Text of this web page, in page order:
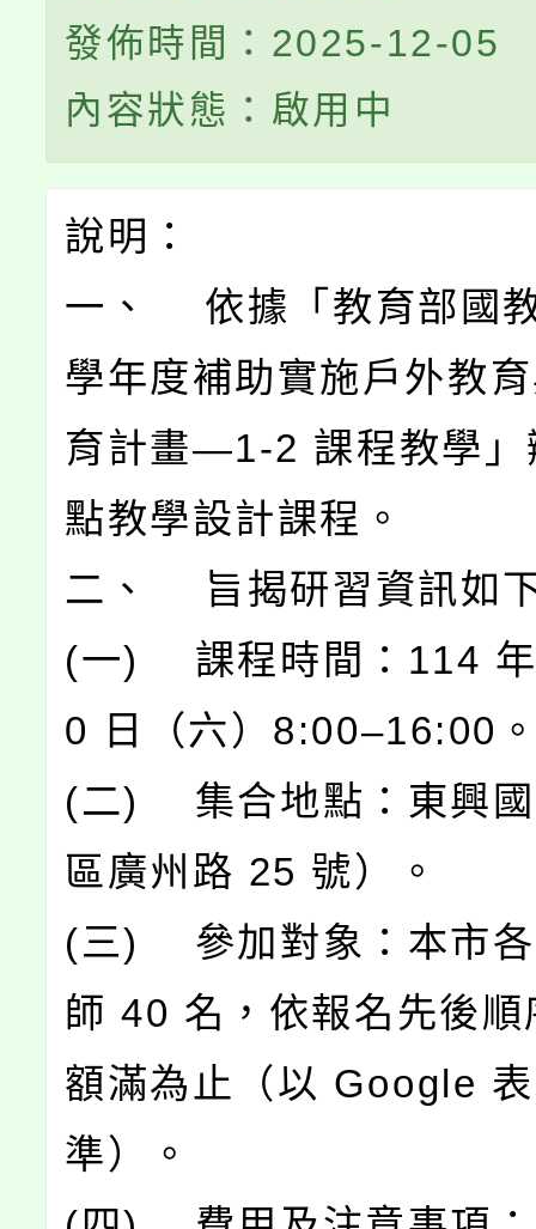
發佈時間：2025-12-05
內容狀態：啟用中
說明：
一、 依據「教育部國
學年度補助實施戶外教
育計畫—1-2 課程教學」
點教學設計課程。
二、 旨揭研習資訊如
(一) 課程時間：114
0 日（六）8:00–16:00
(二) 集合地點：東興國
區廣州路 25 號）。
(三) 參加對象：本市各
師 40 名，依報名先後順
額滿為止（以 Google
準）。